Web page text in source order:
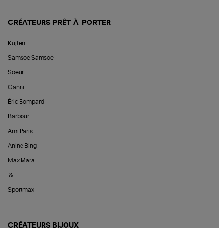
CRÉATEURS PRÊT-À-PORTER
Kujten
Samsoe Samsoe
Soeur
Ganni
Éric Bompard
Barbour
Ami Paris
Anine Bing
Max Mara
&
Sportmax
CRÉATEURS BIJOUX